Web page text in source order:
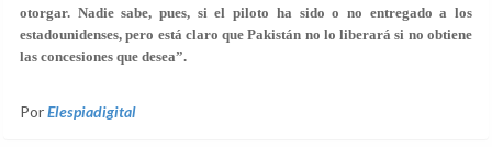
otorgar. Nadie sabe, pues, si el piloto ha sido o no entregado a los
estadounidenses, pero está claro que Pakistán no lo liberará si no obtiene
las concesiones que desea”.
PorElespiadigital